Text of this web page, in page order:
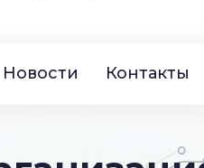
Новости Контакты